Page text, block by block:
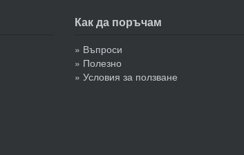
Как да поръчам
» Въпроси
» Полезно
» Условия за ползване